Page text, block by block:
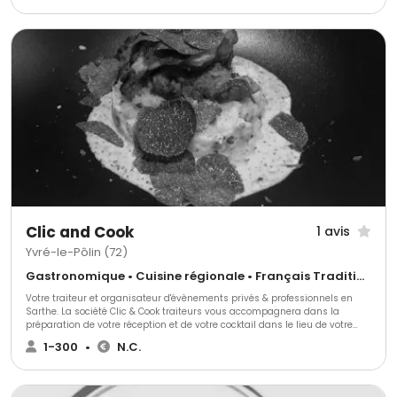
Clic and Cook 1 avis
Yvré-le-Pôlin (72)
Gastronomique • Cuisine régionale • Français Traditionnel
Votre traiteur et organisateur d'évènements privés & professionnels en
Sarthe. La société Clic & Cook traiteurs vous accompagnera dans la
préparation de votre réception et de votre cocktail dans le lieu de votre
choix et de façon personnalisée. Nous avons envie de donner du plaisir et
d’offrir des moments de partage gourmands.
1-300 • N.C.